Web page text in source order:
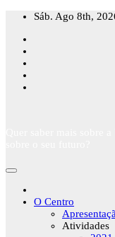
Skip
content
Sáb. Ago 8th,
O Centro
Atividades